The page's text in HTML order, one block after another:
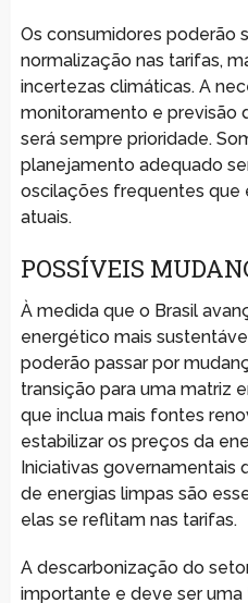
Os consumidores poderão
normalização nas tarifas,
incertezas climáticas. A
monitoramento e previsão
será sempre prioridade.
planejamento adequado
oscilações frequentes que
atuais.
POSSÍVEIS
À medida que o Brasil
energético mais
poderão passar por
transição para uma matriz
que inclua mais fontes
estabilizar os preços da
Iniciativas governamentais
de energias limpas são
elas se reflitam nas tarifas.
A descarbonização do
importante e deve ser uma